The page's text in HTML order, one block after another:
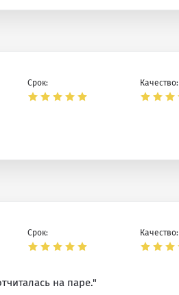
Срок: Качество:
Срок: Качество:
на паре."